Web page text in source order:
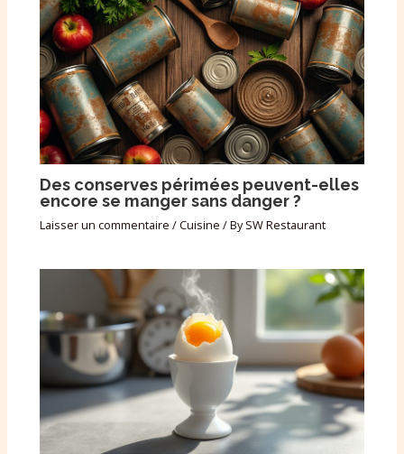
Des conserves périmées peuvent-elles
encore se manger sans danger ?
Laisser un commentaire /Cuisine / BySW Restaurant